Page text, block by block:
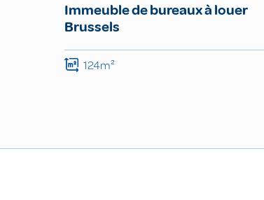
Immeuble de bureaux à louer
Brussels
124m²